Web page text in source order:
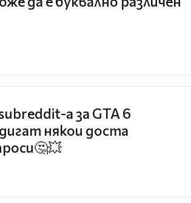
а за GTA 6
някои доста